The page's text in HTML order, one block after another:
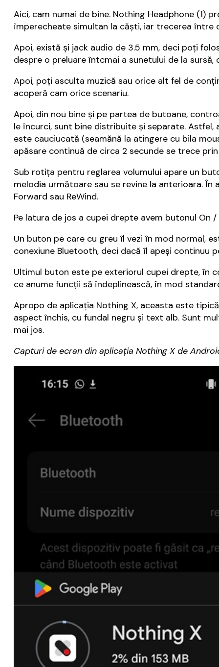
Aici, cam numai de bine. Nothing Headphone
împerecheate simultan la căști, iar trecerea între
Apoi, există și jack audio de 3.5 mm, deci poți
despre o preluare întcmai a sunetului de la
Apoi, poți asculta muzică sau orice alt fel de
acoperă cam orice scenariu.
Apoi, din nou bine și pe partea de butoane,
le încurci, sunt bine distribuite și separate.
este cauciucată (seamănă la atingere cu bila
apăsare continuă de circa 2 secunde se trece
Sub rotița pentru reglarea volumului apare un
melodia următoare sau se revine la anterioara.
Forward sau ReWind.
Pe latura de jos a cupei drepte avem butonul On
Un buton pe care cu greu îl vezi în mod normal,
conexiune Bluetooth, deci dacă îl apeși continuu
Ultimul buton este pe exteriorul cupei drepte, în
ce anume funcții să îndeplinească, în mod
Apropo de aplicația Nothing X, aceasta este
aspect închis, cu fundal negru și text alb. Sunt
mai jos.
Capturi de ecran din aplicația Nothing X de